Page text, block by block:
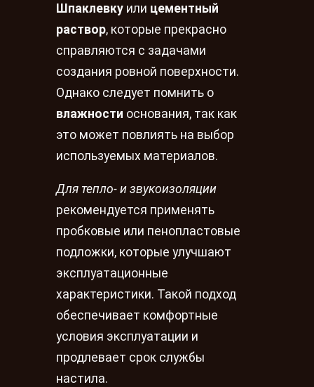
Шпаклевку или цементный
раствор, которые прекрасно
справляются с задачами
создания ровной поверхности.
Однако следует помнить о
влажности основания, так как
это может повлиять на выбор
используемых материалов.
Для тепло- и звукоизоляции
рекомендуется применять
пробковые или пенопластовые
подложки, которые улучшают
эксплуатационные
характеристики. Такой подход
обеспечивает комфортные
условия эксплуатации и
продлевает срок службы
настила.